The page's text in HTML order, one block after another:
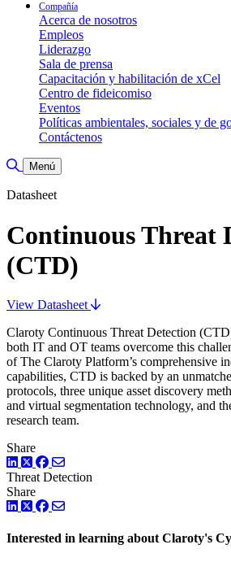
Compañía
Acerca de nosotros
Empleos
Liderazgo
Sala de prensa
Capacitación y habilitación de xCel
Centro de fideicomiso
Eventos
Políticas ambientales, sociales y de
Contáctenos
Alternar búsqueda
Menú
Datasheet
Continuous Threat
(CTD)
View Datasheet
Claroty Continuous Threat Detection
both IT and OT teams overcome this
of The Claroty Platform’s comprehensive
capabilities, CTD is backed by an
protocols, three unique asset discovery
and virtual segmentation technology, and
research team.
Share
LinkedIn
TwitterFacebook
Threat Detection
Share
LinkedIn
TwitterFacebook
Interested in learning about Claroty's